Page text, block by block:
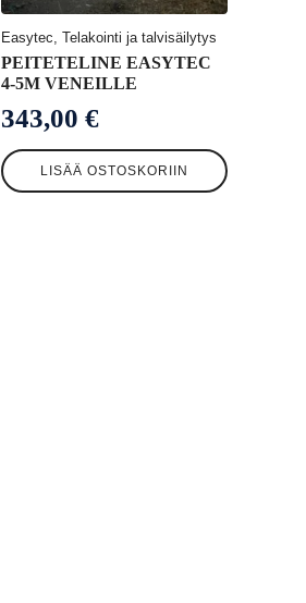
Easytec, Telakointi ja talvisäilytys
PEITETELINE EASYTEC
4-5M VENEILLE
343,00€
LISÄÄ OSTOSKORIIN